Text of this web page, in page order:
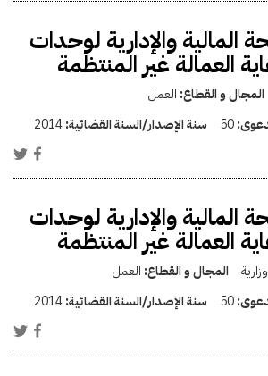
المالية والإدارية لوحدات
العمالة غير المنتظمة
المجال و القطاع: العمل
50 سنة الإصدار/السنة القضائية:2014
المالية والإدارية لوحدات
العمالة غير المنتظمة
المجال و القطاع: العمل
50 سنة الإصدار/السنة القضائية:2014